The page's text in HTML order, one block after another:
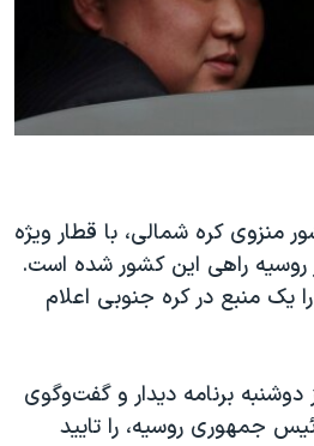
منزوی کره شمالی، با قطار ویژه
روسیه راهی این کشور شده است.
یک منبع در کره جنوبی اعلام
برنامه دیدار و گفت‌و‌گوی
جمهوری روسیه، را تایید